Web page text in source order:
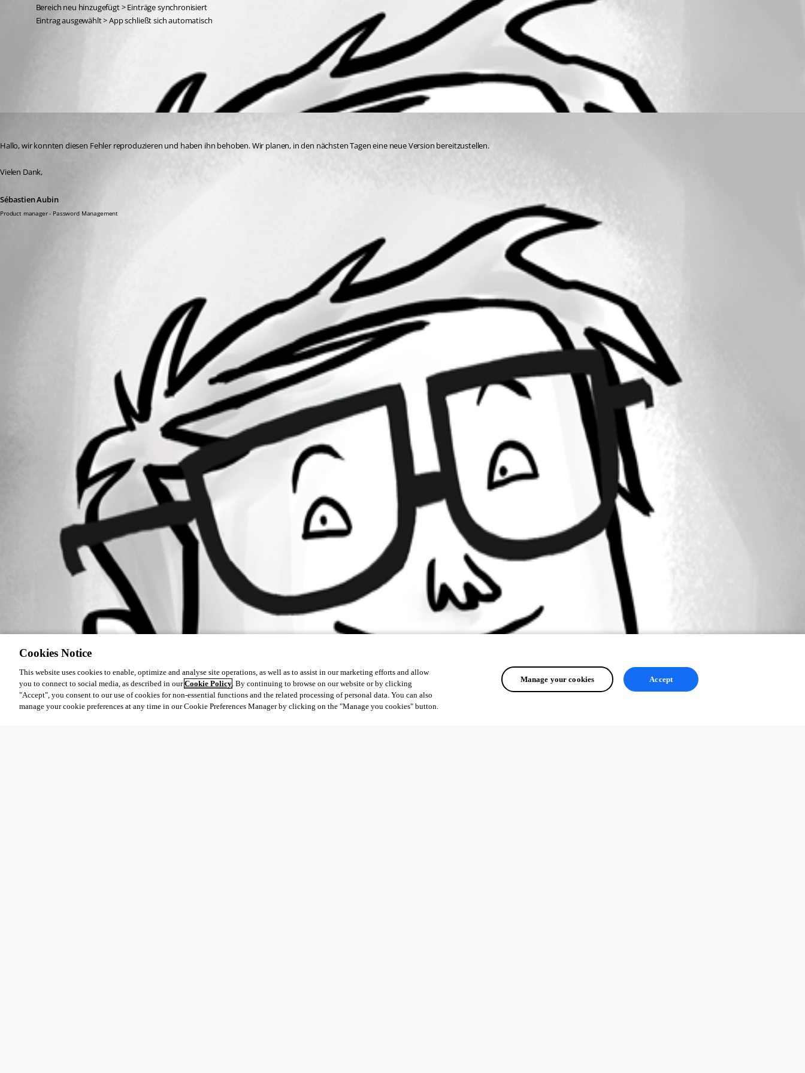
Bereich neu hinzugefügt > Einträge synchronisiert
Eintrag ausgewählt > App schließt sich automatisch
Hallo, wir konnten diesen Fehler reproduzieren und haben ihn behoben. Wir planen, in den nächsten Tagen eine neue Version bereitzustellen.
Vielen Dank,
Sébastien Aubin
Product manager - Password Management
Cookies Notice
This website uses cookies to enable, optimize and analyse site operations, as well as to assist in our marketing efforts and allow
you to connect to social media, as described in ourCookie Policy. By continuing to browse on our website or by clicking
"Accept", you consent to our use of cookies for non-essential functions and the related processing of personal data. You can also
manage your cookie preferences at any time in our Cookie Preferences Manager by clicking on the "Manage you cookies" button.
Manage your cookies Accept